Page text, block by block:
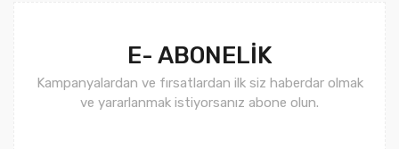
E- ABONELİK
Kampanyalardan ve fırsatlardan ilk siz haberdar olmak
ve yararlanmak istiyorsanız abone olun.